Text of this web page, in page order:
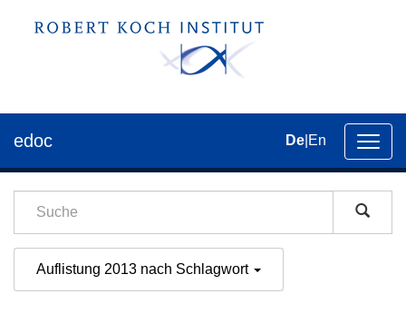
der
edoc De En
Auflistung 2013 nach Schlagwort